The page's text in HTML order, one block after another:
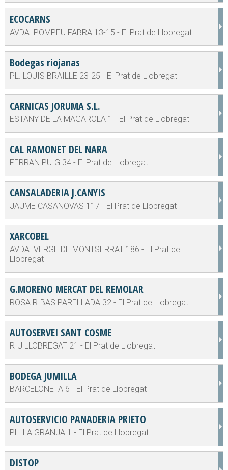
ECOCARNS
AVDA. POMPEU FABRA 13-15 - El Prat de Llobregat
Bodegas riojanas
PL. LOUIS BRAILLE 23-25 - El Prat de Llobregat
CARNICAS JORUMA S.L.
ESTANY DE LA MAGAROLA 1 - El Prat de Llobregat
CAL RAMONET DEL NARA
FERRAN PUIG 34 - El Prat de Llobregat
CANSALADERIA J.CANYIS
JAUME CASANOVAS 117 - El Prat de Llobregat
XARCOBEL
AVDA. VERGE DE MONTSERRAT 186 - El Prat de
Llobregat
G.MORENO MERCAT DEL REMOLAR
ROSA RIBAS PARELLADA 32 - El Prat de Llobregat
AUTOSERVEI SANT COSME
RIU LLOBREGAT 21 - El Prat de Llobregat
BODEGA JUMILLA
BARCELONETA 6 - El Prat de Llobregat
AUTOSERVICIO PANADERIA PRIETO
PL. LA GRANJA 1 - El Prat de Llobregat
DISTOP